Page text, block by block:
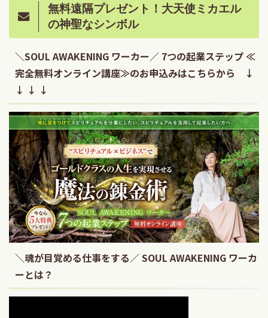
無料遠隔プレゼント！大天使ミカエル
の神聖なシンボル
＼SOUL AWAKENING ワーカー／ 7つの起業ステップ ≪
完全無料オンライン講座≫のお申込みはこちらから ↓
↓ ↓ ↓
＼魂が目覚める仕事をする／ SOUL AWAKENING ワーカ
ーとは？